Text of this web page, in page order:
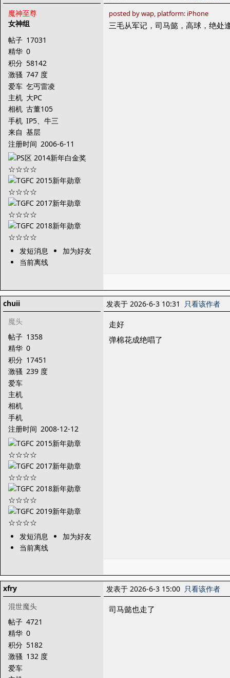
魔神至尊
女神组
帖子 17031
精华 0
积分 58142
激骚 747 度
爱车 乞丐雷凌
主机 大PC
相机 古董105
手机 IP5、牛三
来自 基层
注册时间 2006-6-11
发短消息
加为好友
当前离线
posted by wap, platform: iPhone
三毛从军记，司马懿，高球，绝处
chuii
魔头
帖子 1358
精华 0
积分 17451
激骚 239 度
爱车
主机
相机
手机
注册时间 2008-12-12
发短消息
加为好友
当前离线
发表于 2026-6-3 10:31 只看该作者
走好
弹棉花成绝唱了
xfry
混世魔头
帖子 4721
精华 0
积分 5182
激骚 132 度
爱车
发表于 2026-6-3 15:00 只看该作者
司马懿也走了